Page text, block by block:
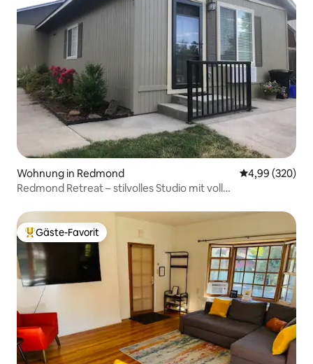
Wohnung in Redmond
4,99 (320)
Redmond Retreat – stilvolles Studio mit voll
Beliebter Gäste-Favorit.
Gäste-Favorit